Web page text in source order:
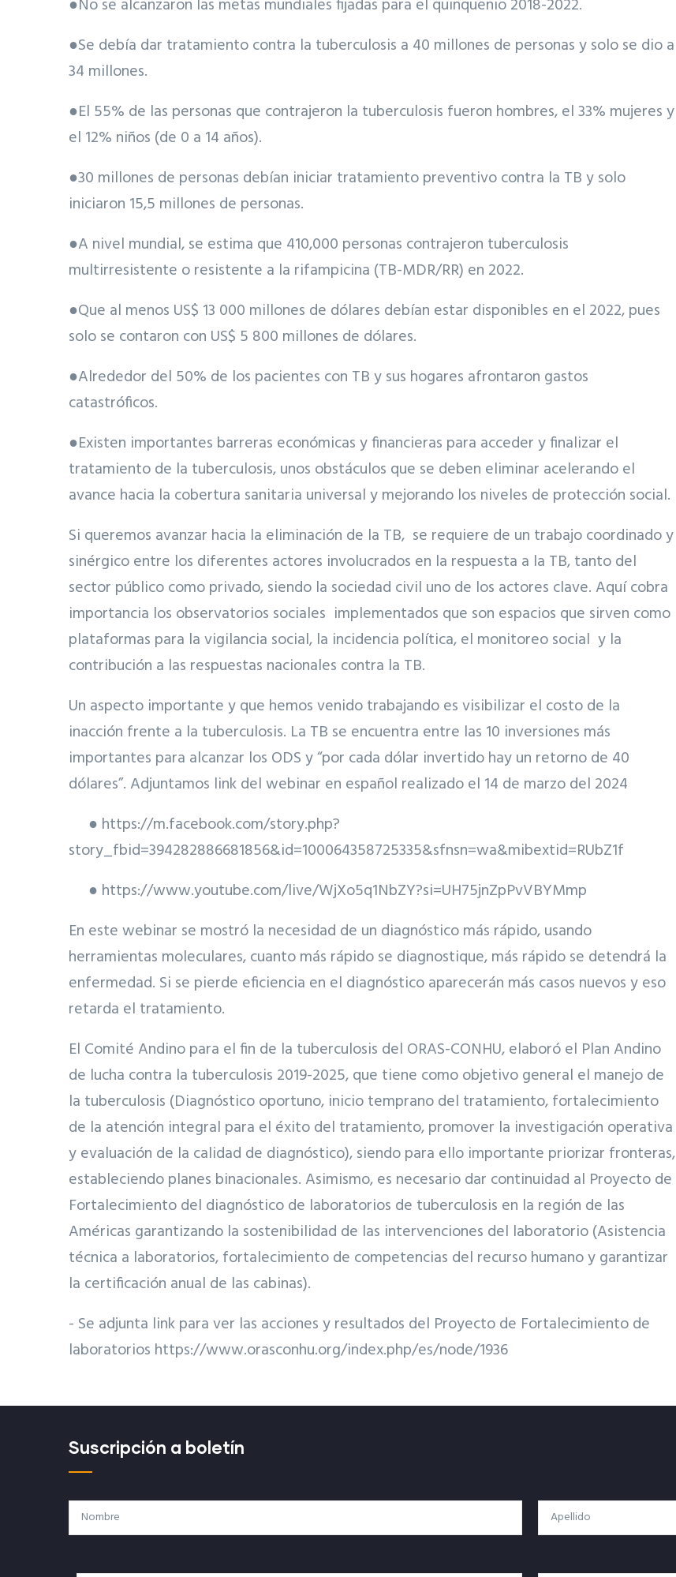
●No se alcanzaron las metas mundiales fijadas para el quinquenio 2018-2022.
●Se debía dar tratamiento contra la tuberculosis a 40 millones de personas y solo se dio a
34 millones.
●El 55% de las personas que contrajeron la tuberculosis fueron hombres, el 33% mujeres y
el 12% niños (de 0 a 14 años).
●30 millones de personas debían iniciar tratamiento preventivo contra la TB y solo
iniciaron 15,5 millones de personas.
●A nivel mundial, se estima que 410,000 personas contrajeron tuberculosis
multirresistente o resistente a la rifampicina (TB-MDR/RR) en 2022.
●Que al menos US$ 13 000 millones de dólares debían estar disponibles en el 2022, pues
solo se contaron con US$ 5 800 millones de dólares.
●Alrededor del 50% de los pacientes con TB y sus hogares afrontaron gastos
catastróficos.
●Existen importantes barreras económicas y financieras para acceder y finalizar el
tratamiento de la tuberculosis, unos obstáculos que se deben eliminar acelerando el
avance hacia la cobertura sanitaria universal y mejorando los niveles de protección social.
Si queremos avanzar hacia la eliminación de la TB, se requiere de un trabajo coordinado y
sinérgico entre los diferentes actores involucrados en la respuesta a la TB, tanto del
sector público como privado, siendo la sociedad civil uno de los actores clave. Aquí cobra
importancia los observatorios sociales implementados que son espacios que sirven como
plataformas para la vigilancia social, la incidencia política, el monitoreo social y la
contribución a las respuestas nacionales contra la TB.
Un aspecto importante y que hemos venido trabajando es visibilizar el costo de la
inacción frente a la tuberculosis. La TB se encuentra entre las 10 inversiones más
importantes para alcanzar los ODS y “por cada dólar invertido hay un retorno de 40
dólares”. Adjuntamos link del webinar en español realizado el 14 de marzo del 2024
● https://m.facebook.com/story.php?
story_fbid=394282886681856&id=100064358725335&sfnsn=wa&mibextid=RUbZ1f
● https://www.youtube.com/live/WjXo5q1NbZY?si=UH75jnZpPvVBYMmp
En este webinar se mostró la necesidad de un diagnóstico más rápido, usando
herramientas moleculares, cuanto más rápido se diagnostique, más rápido se detendrá la
enfermedad. Si se pierde eficiencia en el diagnóstico aparecerán más casos nuevos y eso
retarda el tratamiento.
El Comité Andino para el fin de la tuberculosis del ORAS-CONHU, elaboró el Plan Andino
de lucha contra la tuberculosis 2019-2025, que tiene como objetivo general el manejo de
la tuberculosis (Diagnóstico oportuno, inicio temprano del tratamiento, fortalecimiento
de la atención integral para el éxito del tratamiento, promover la investigación operativa
y evaluación de la calidad de diagnóstico), siendo para ello importante priorizar fronteras,
estableciendo planes binacionales. Asimismo, es necesario dar continuidad al Proyecto de
Fortalecimiento del diagnóstico de laboratorios de tuberculosis en la región de las
Américas garantizando la sostenibilidad de las intervenciones del laboratorio (Asistencia
técnica a laboratorios, fortalecimiento de competencias del recurso humano y garantizar
la certificación anual de las cabinas).
- Se adjunta link para ver las acciones y resultados del Proyecto de Fortalecimiento de
laboratorios https://www.orasconhu.org/index.php/es/node/1936
Suscripción a boletín
Nombre Apellido